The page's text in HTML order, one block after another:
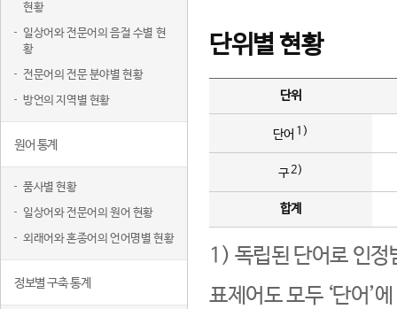
현황
일상어와 전문어의 음절 수별 현
황
전문어의 전문 분야별 현황
방언의 지역별 현황
원어 통계
품사별 현황
일상어와 전문어의 원어 현황
외래어와 혼종어의 언어명별 현황
정보별 구축 통계
단위별 현황
단위
단어 1)
구2)
합계
1) 독립된 단어로 인정
표제어도 모두 ‘단어’